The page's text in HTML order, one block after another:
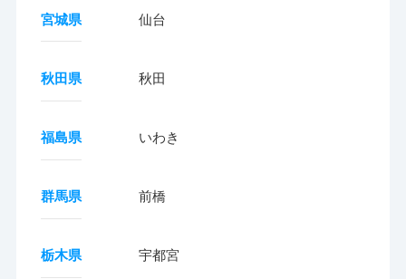
宮城県 仙台
秋田県 秋田
福島県 いわき
群馬県 前橋
栃木県 宇都宮